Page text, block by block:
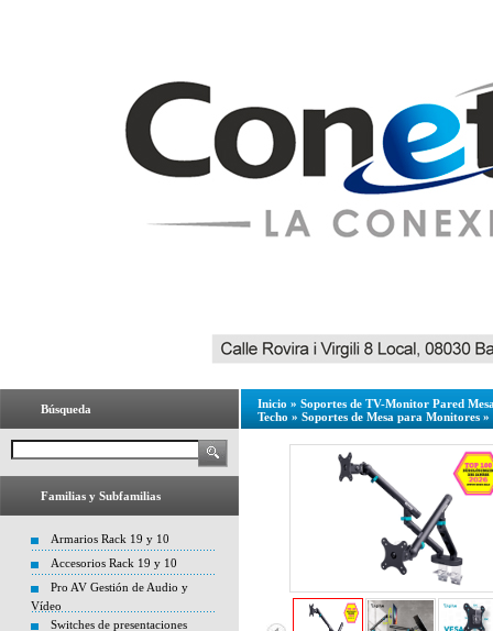
Búsqueda
Familias y Subfamilias
Armarios Rack 19 y 10
Accesorios Rack 19 y 10
Pro AV Gestión de Audio y
Vídeo
Switches de presentaciones
Inicio » Soportes de TV-Monitor Pared
Techo » Soportes de Mesa para Monitores »